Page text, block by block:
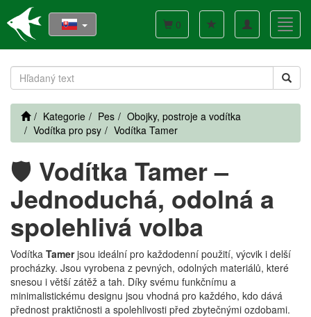
Toggle
navigation
0
Kategorie Pes
Obojky, postroje a vodítka
Vodítka pro psy
Vodítka Tamer
🛡️ Vodítka Tamer –
Jednoduchá, odolná a
spolehlivá volba
Vodítka Tamerjsou ideální pro každodenní použití, výcvik i delší
procházky. Jsou vyrobena z pevných, odolných materiálů, které
snesou i větší zátěž a tah. Díky svému funkčnímu a
minimalistickému designu jsou vhodná pro každého, kdo dává
přednost praktičnosti a spolehlivosti před zbytečnými ozdobami.